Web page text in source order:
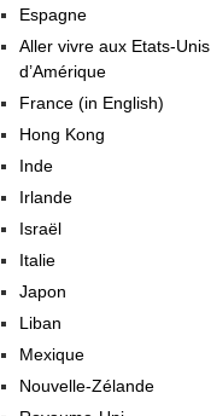
Espagne
Aller vivre aux Etats-Unis
d’Amérique
France (in English)
Hong Kong
Inde
Irlande
Israël
Italie
Japon
Liban
Mexique
Nouvelle-Zélande